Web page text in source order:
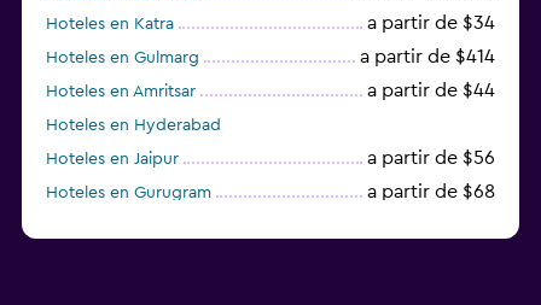
Hoteles en Katra a partir de $34
Hoteles en Gulmarg a partir de $414
Hoteles en Amritsar a partir de $44
Hoteles en Hyderabad
Hoteles en Jaipur
a partir de $56
Hoteles en Gurugram a partir de $68